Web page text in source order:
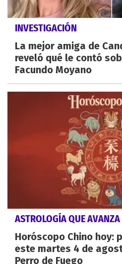
INVESTIGACIÓN
La mejor amiga de
reveló qué le contó
Facundo Moyano
ASTROLOGÍA QUE AVANZA
Horóscopo Chino hoy:
este martes 4 de
Perro de Fuego